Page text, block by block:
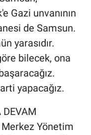
Gazi unvanının
de Samsun.
yarasıdır.
bilecek, ona
yapacağız.
DEVAM
Merkez Yönetim